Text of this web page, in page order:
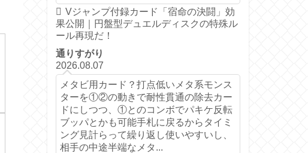
Vジャンプ付録カード「宿命の決闘」効
果公開｜円盤型デュエルディスクの特殊ル
ール再現だ！
通りすがり
2026.08.07
メタビ用カード？打点低いメタ系モンス
ターを①②の動きで耐性貫通の除去カー
ドにしつつ、①とのコンボでパキケ反転
ブッパとかも可能手札に戻るからタイミ
ング見計らって繰り返し使いやすいし、
相手の中途半端なメタ...